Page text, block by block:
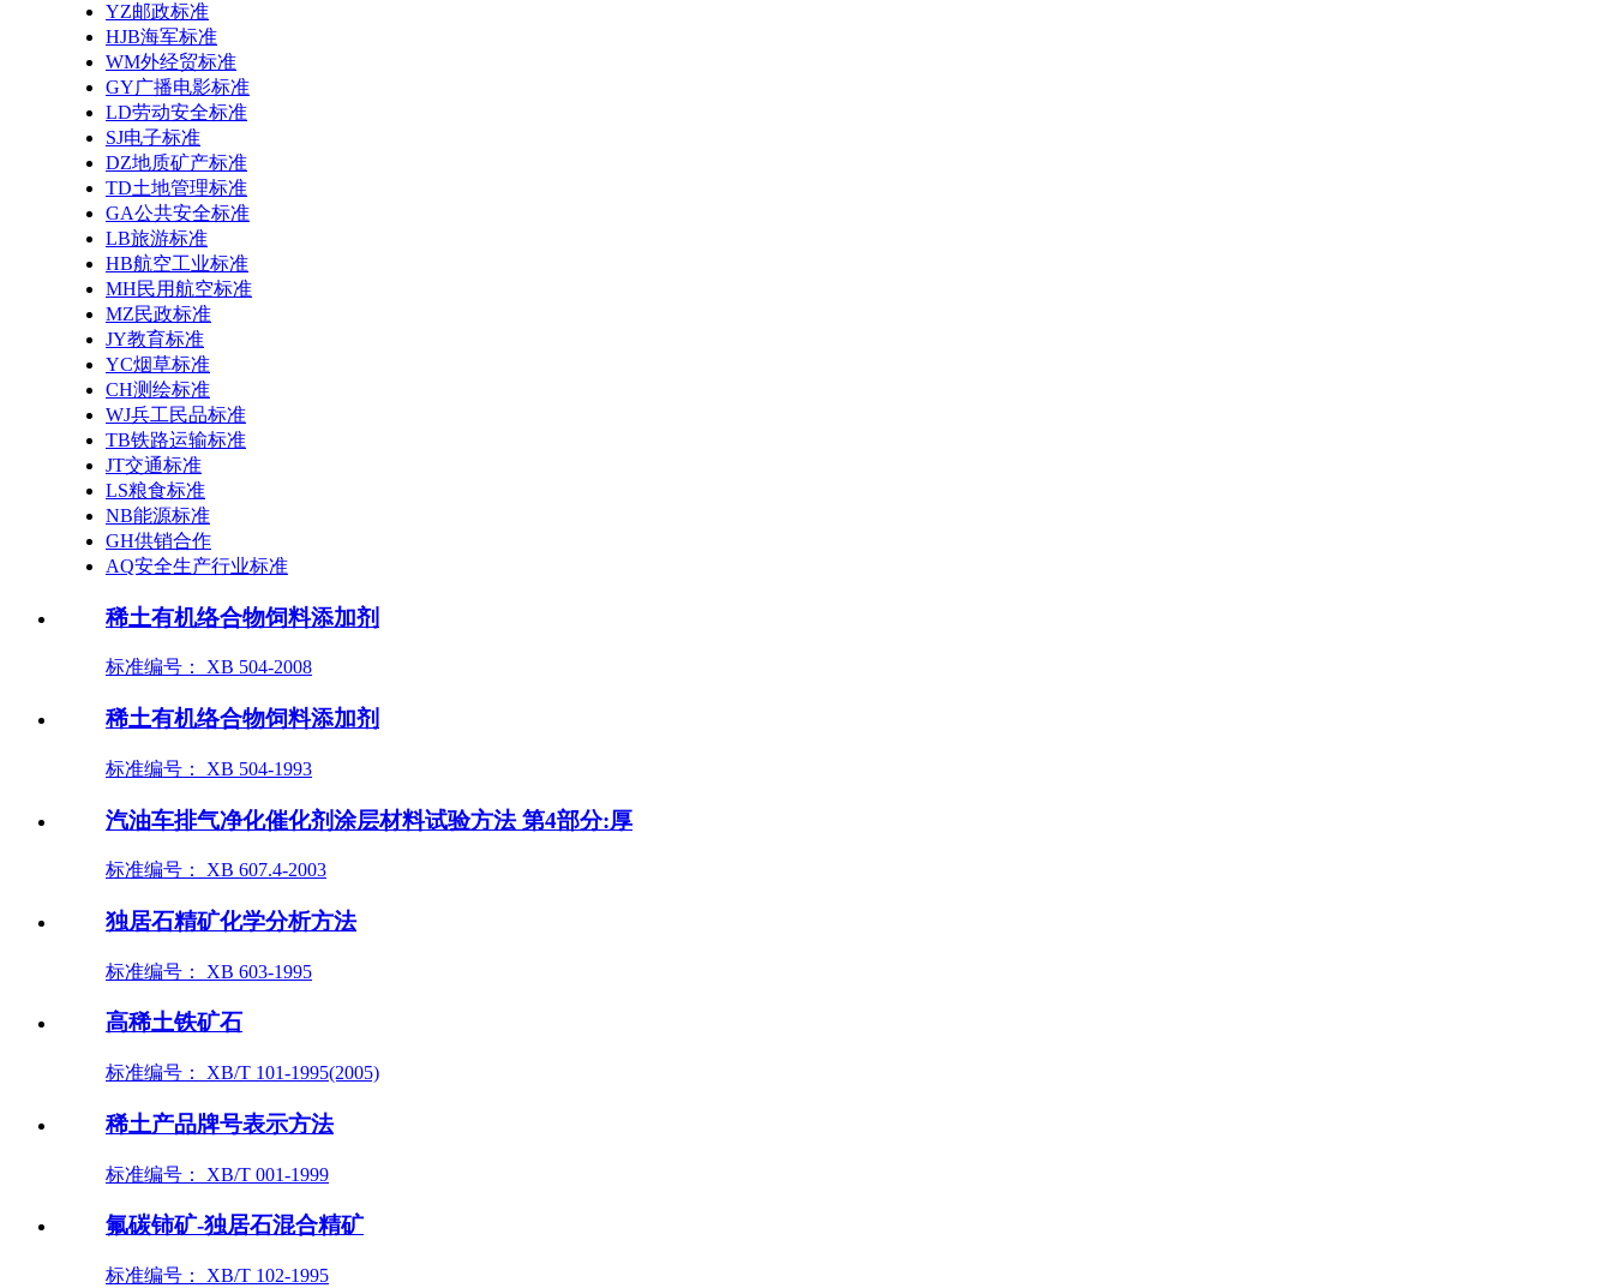
YZ邮政标准
HJB海军标准
WM外经贸标准
GY广播电影标准
LD劳动安全标准
SJ电子标准
DZ地质矿产标准
TD土地管理标准
GA公共安全标准
LB旅游标准
HB航空工业标准
MH民用航空标准
MZ民政标准
JY教育标准
YC烟草标准
CH测绘标准
WJ兵工民品标准
TB铁路运输标准
JT交通标准
LS粮食标准
NB能源标准
GH供销合作
AQ安全生产行业标准
稀土有机络合物饲料添加剂
标准编号： XB 504-2008
稀土有机络合物饲料添加剂
标准编号： XB 504-1993
汽油车排气净化催化剂涂层材料试验方法 第4部分:厚
标准编号： XB 607.4-2003
独居石精矿化学分析方法
标准编号： XB 603-1995
高稀土铁矿石
标准编号： XB/T 101-1995(2005)
稀土产品牌号表示方法
标准编号： XB/T 001-1999
氟碳铈矿-独居石混合精矿
标准编号： XB/T 102-1995